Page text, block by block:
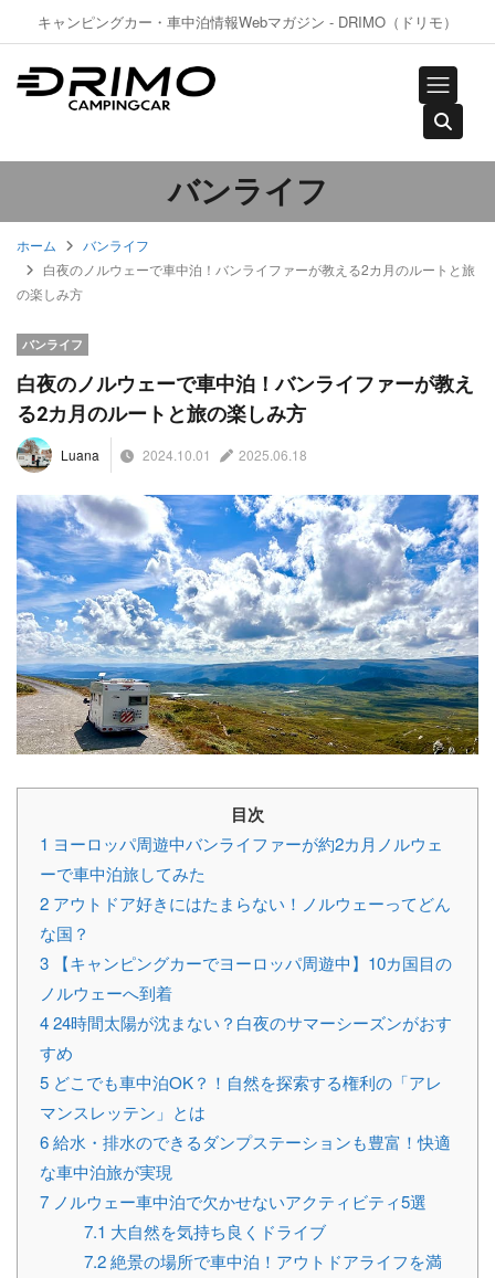
キャンピングカー・車中泊情報Webマガジン - DRIMO（ドリモ）
バンライフ
ホーム
バンライフ
白夜のノルウェーで車中泊！バンライファーが教える2カ月のルートと旅
の楽しみ方
バンライフ
白夜のノルウェーで車中泊！バンライファーが教え
る2カ月のルートと旅の楽しみ方
Luana 2024.10.01 2025.06.18
目次
1 ヨーロッパ周遊中バンライファーが約2カ月ノルウェ
ーで車中泊旅してみた
2 アウトドア好きにはたまらない！ノルウェーってどん
な国？
3 【キャンピングカーでヨーロッパ周遊中】10カ国目の
ノルウェーへ到着
424時間太陽が沈まない？白夜のサマーシーズンがおす
すめ
5 どこでも車中泊OK？！自然を探索する権利の「アレ
マンスレッテン」とは
6給水・排水のできるダンプステーションも豊富！快適
な車中泊旅が実現
7 ノルウェー車中泊で欠かせないアクティビティ5選
7.1 大自然を気持ち良くドライブ
7.2絶景の場所で車中泊！アウトドアライフを満